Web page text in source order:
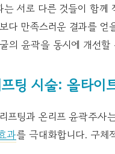
는 서로 다른 것들이 함
다 만족스러운 결과를
의 윤곽을 동시에 개선할
팅 시술: 올타
프팅과 온리프 윤곽주사
과를 극대화합니다. 구체